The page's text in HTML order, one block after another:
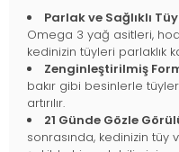
Parlak ve Sağlıklı
Omega 3 yağ asitleri,
kedinizin tüyleri parlaklık
Zenginleştirilmiş
bakır gibi besinlerle
artırılır.
21 Günde Gözle
sonrasında, kedinizin tüy